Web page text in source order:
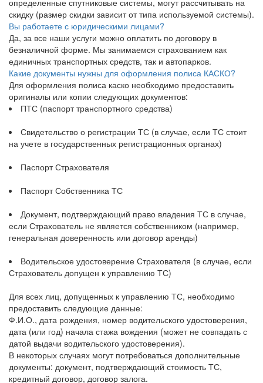
скидку (размер скидки зависит от типа используемой системы).
Вы работаете с юридическими лицами?
Да, за все наши услуги можно оплатить по договору в
безналичной форме. Мы занимаемся страхованием как
единичных транспортных средств, так и автопарков.
Какие документы нужны для оформления полиса КАСКО?
Для оформления полиса каско необходимо предоставить
оригиналы или копии следующих документов:
ПТС (паспорт транспортного средства)
Свидетельство о регистрации ТС (в случае, если ТС стоит
на учете в государственных регистрационных органах)
Паспорт Страхователя
Паспорт Собственника ТС
Документ, подтверждающий право владения ТС в случае,
если Страхователь не является собственником (например,
генеральная доверенность или договор аренды)
Водительское удостоверение Страхователя (в случае, если
Страхователь допущен к управлению ТС)
Для всех лиц, допущенных к управлению ТС, необходимо
предоставить следующие данные:
Ф.И.О., дата рождения, номер водительского удостоверения,
дата (или год) начала стажа вождения (может не совпадать с
датой выдачи водительского удостоверения).
В некоторых случаях могут потребоваться дополнительные
документы: документ, подтверждающий стоимость ТС,
кредитный договор, договор залога.